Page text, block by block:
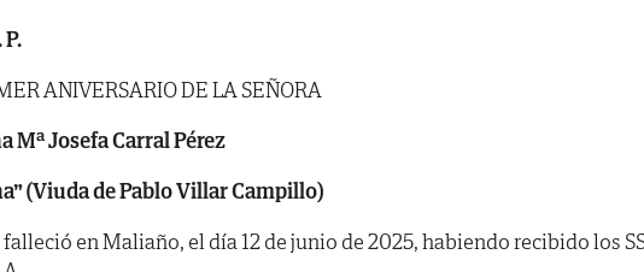
P.
ANIVERSARIO DE LA SEÑORA
Mª Josefa Carral Pérez
(Viuda de Pablo Villar Campillo)
falleció en Maliaño, el día 12 de junio de 2025, habiendo recibido los